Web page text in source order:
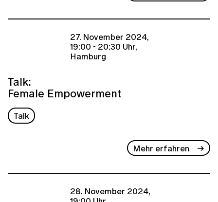
27. November 2024,
19:00 - 20:30 Uhr,
Hamburg
Talk:
Female Empowerment
Talk
Mehr erfahren
28. November 2024,